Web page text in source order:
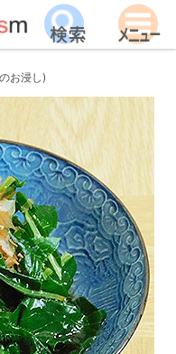
お浸し)